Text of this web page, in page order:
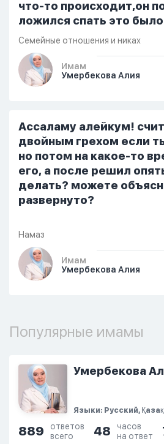
что-то происходит,он
ложился спать это
одиннадцати вечера. Но
разбудила его, сказав,
Он ответил: «Я живу с
стало очень обидно, и я
проснулся и спросил,
я рассказала о своих
я сказала ему:...
Семейные отношения и никах
Имам
Умербекова Алия
Ассаламу алейкум!
двойным грехом если
но потом на какое-то
его, а после решил
делать? можете
развернуто?
Намаз
Имам
Умербекова Алия
Популярные имамы
Умербекова
Языки: Русский,
889
ответов
всего
48
часов
на ответ